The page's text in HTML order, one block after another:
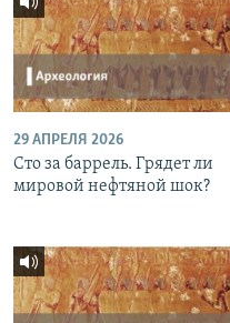
29 АПРЕЛЯ 2026
Сто за баррель. Грядет ли
мировой нефтяной шок?